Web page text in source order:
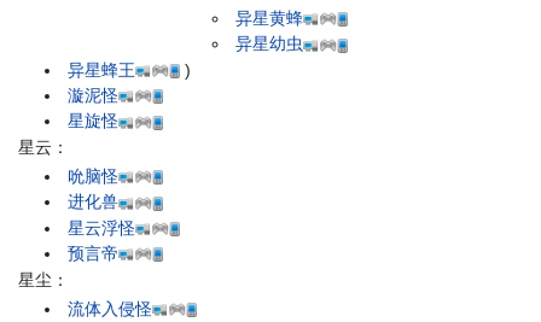
异星蜂王
异星黄蜂
异星幼虫
)
漩泥怪
星旋怪
星云：
吮脑怪
进化兽
星云浮怪
预言帝
星尘：
流体入侵怪